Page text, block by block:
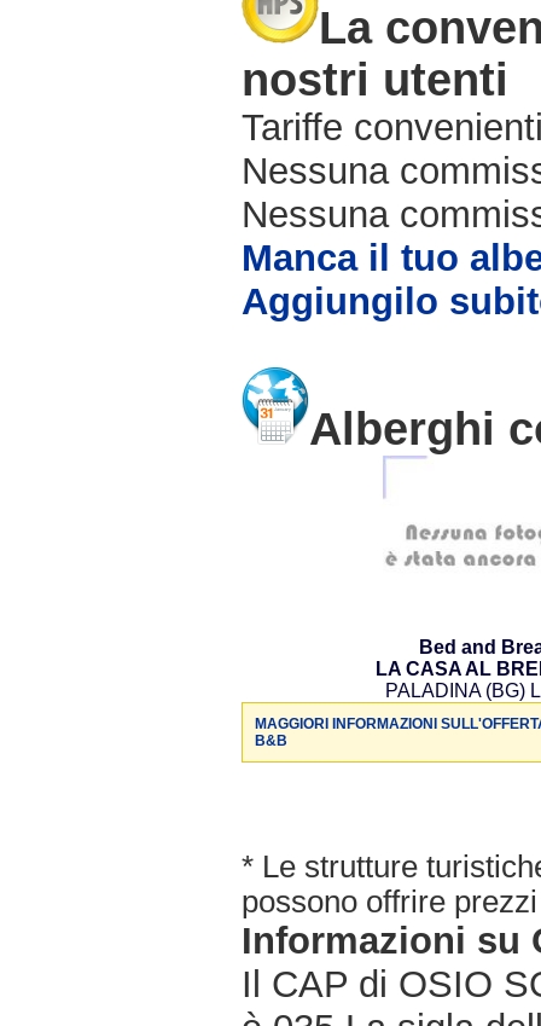
La
nostri utenti
Tariffe
Nessuna
Nessuna
Manca il tuo
Aggiungilo
Alberghi
Bed and
LA CASA AL
PALADINA (BG)
MAGGIORI INFORMAZIONI
B&B
* Le strutture
possono offrire
Informazioni su
Il CAP di OSIO